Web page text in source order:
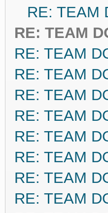
RE: TEAM
RE: TEAM
RE: TEAM
RE: TEAM
RE: TEAM
RE: TEAM
RE: TEAM
RE: TEAM
RE: TEAM
RE: TEAM